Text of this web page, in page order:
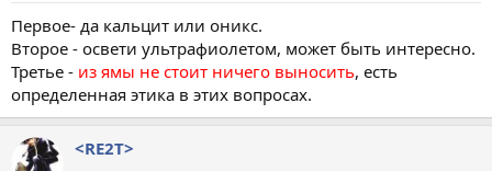
Первое- да кальцит или оникс.
Второе - освети ультрафиолетом, может быть интересно.
Третье - из ямы не стоит ничего выносить, есть
определенная этика в этих вопросах.
<RE2T>